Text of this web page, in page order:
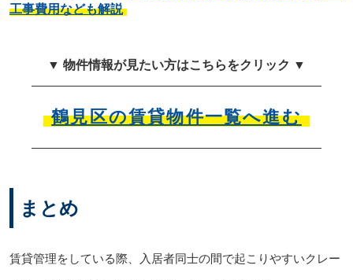
工事費用なども解説
▼ 物件情報が見たい方はこちらをクリック ▼
鶴見区の賃貸物件一覧へ進む
まとめ
賃貸管理をしている際、入居者同士の間で起こりやすいクレー